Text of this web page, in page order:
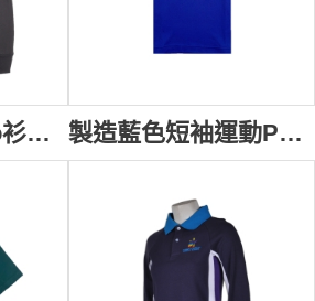
SU178 長袖Polo衫供應訂購 校服Logo繡花Polo衫 運動款式Polo衫 Polo衫香港公司 製造藍色短袖運動Polo恤 繡花運動POLO恤 來樣訂製 校服運動POLO恤 中小學生校服 校服專門店 扁機 織名 英文 SU177